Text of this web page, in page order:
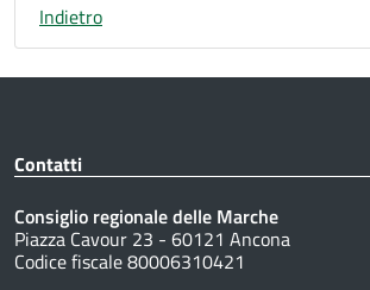
Indietro
Contatti
Consiglio regionale delle Marche
Piazza Cavour 23 - 60121 Ancona
Codice fiscale 80006310421